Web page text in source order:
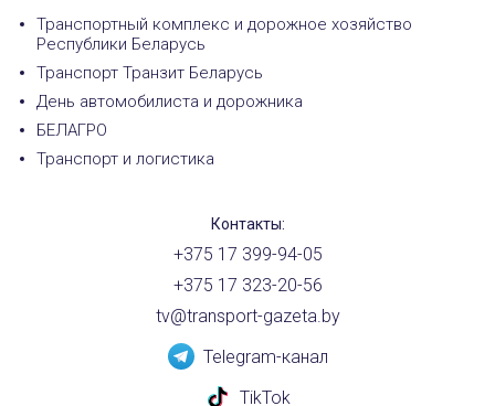
Транспортный комплекс и дорожное хозяйство
Республики Беларусь
Транспорт Транзит Беларусь
День автомобилиста и дорожника
БЕЛАГРО
Транспорт и логистика
Контакты:
+375 17 399-94-05
+375 17 323-20-56
tv@transport-gazeta.by
Telegram-канал
TikTok